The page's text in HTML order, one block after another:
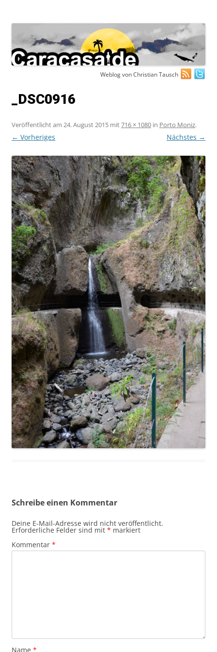
Weblog von Christian Tausch
_DSC0916
Veröffentlicht am 24. August 2015 mit716 × 1080 in Porto Moniz.
← Vorheriges Nächstes →
Schreibe einen Kommentar
Deine E-Mail-Adresse wird nicht veröffentlicht.
Erforderliche Felder sind mit * markiert
Kommentar *
Name *